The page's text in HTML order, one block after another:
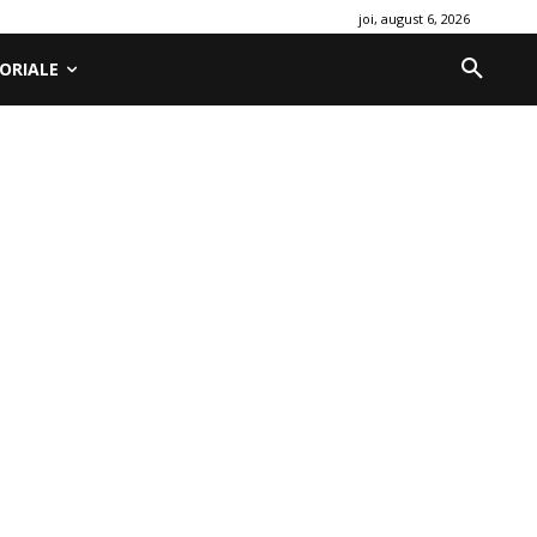
joi, august 6, 2026